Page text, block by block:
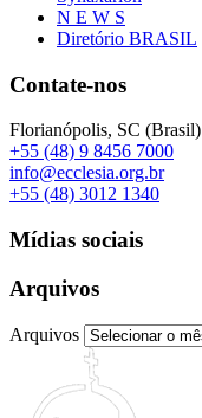
N E W S
Diretório BRASIL
Contate-nos
Florianópolis, SC (Brasil)
+55 (48) 9 8456 7000
info@ecclesia.org.br
+55 (48) 3012 1340
Mídias sociais
Arquivos
Arquivos